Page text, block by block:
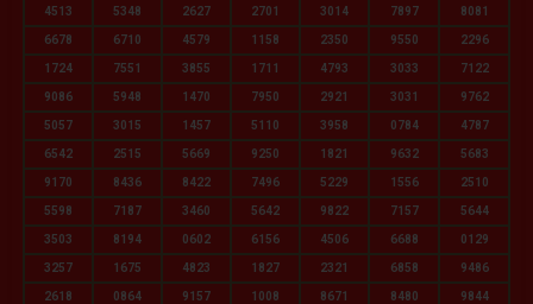
4513 5348 2627 2701 3014 7897 8081
6678 6710 4579 1158 2350 9550 2296
1724 7551 3855 1711 4793 3033 7122
9086 5948 1470 7950 2921 3031 9762
5057 3015 1457 5110 3958 0784 4787
6542 2515 5669 9250 1821 9632 5683
9170 8436 8422 7496 5229 1556 2510
5598 7187 3460 5642 9822 7157 5644
3503 8194 0602 6156 4506 6688 0129
3257 1675 4823 1827 2321 6858 9486
2618 0864 9157 1008 8671 8480 9844